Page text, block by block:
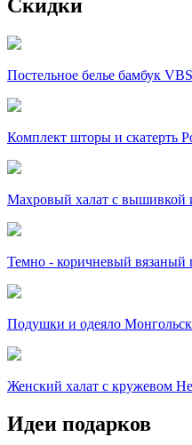
Скидки
Постельное белье бамбук
Комплект шторы и скатерть
Махровый халат с вышивкой
Темно - коричневый вязаный
Подушки и одеяло
Женский халат с кружевом
Идеи подарков